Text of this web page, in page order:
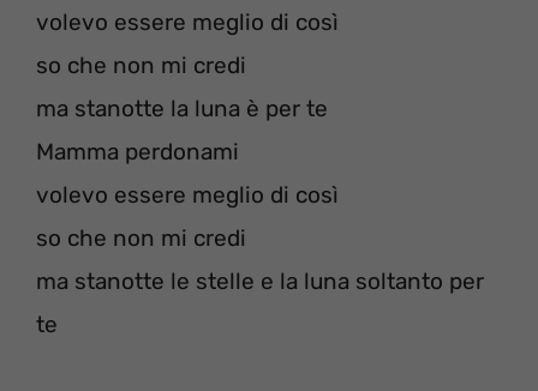
volevo essere meglio di così
so che non mi credi
ma stanotte la luna è per te
Mamma perdonami
volevo essere meglio di così
so che non mi credi
ma stanotte le stelle e la luna soltanto per
te